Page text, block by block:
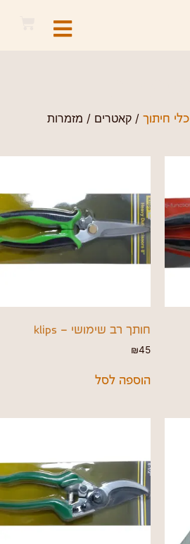
כלי חיתוך / קאטרים / מזמרות
חותך רב שימושי – klips
₪45
הוספה לסל